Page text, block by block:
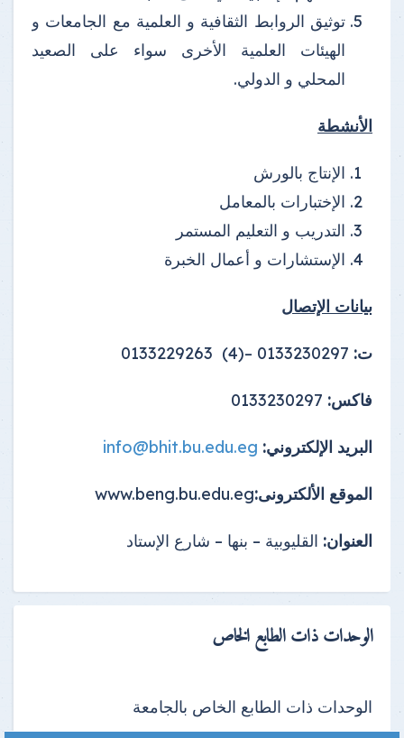
توثيق الروابط الثقافية و العلمية مع الجامعات و
الهيئات العلمية الأخرى سواء على الصعيد
المحلي و الدولي.
الأنشطة
الإنتاج بالورش
الإختبارات بالمعامل
التدريب و التعليم المستمر
الإستشارات و أعمال الخبرة
بيانات الإتصال
ت:
فاكس:
البريد الإلكتروني: info@bhit.bu.edu.eg
الموقع الألكترونى:www.beng.bu.edu.eg
العنوان: القليوبية – بنها – شارع الإستاد
الوحدات ذات الطابع الخاص
الوحدات ذات الطابع الخاص بالجامعة